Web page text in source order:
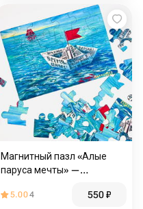
Магнитный пазл «Алые
паруса мечты» —
выпускнику, подростку и
5.004 550₽